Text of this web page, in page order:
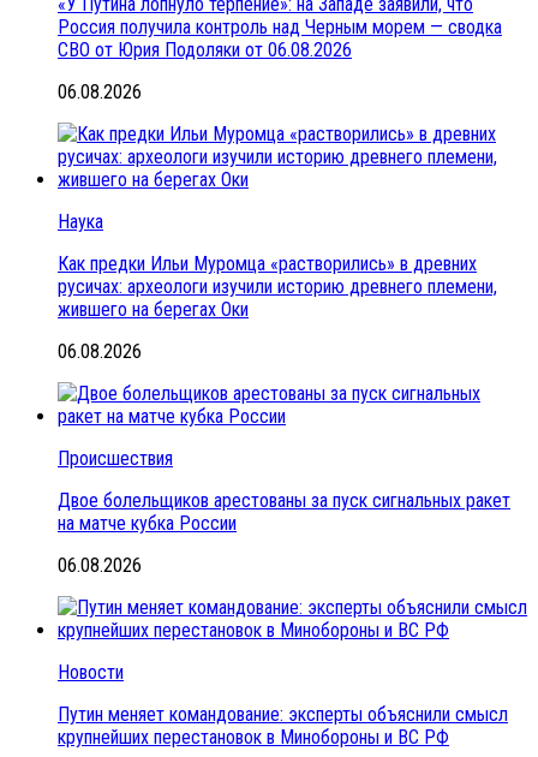
Россия получила контроль над Черным морем — сводка
СВО от Юрия Подоляки от 06.08.2026
06.08.2026
Наука
Как предки Ильи Муромца «растворились» в древних
русичах: археологи изучили историю древнего племени,
жившего на берегах Оки
06.08.2026
Происшествия
Двое болельщиков арестованы за пуск сигнальных ракет
на матче кубка России
06.08.2026
Новости
Путин меняет командование: эксперты объяснили смысл
крупнейших перестановок в Минобороны и ВС РФ